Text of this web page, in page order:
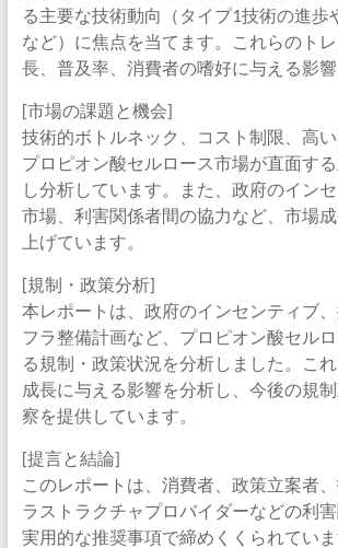
る主要な技術動向（タイプ1技術の進歩
など）に焦点を当てます。これらのト
長、普及率、消費者の嗜好に与える影響
[市場の課題と機会]
技術的ボトルネック、コスト制限、高い
プロピオン酸セルロース市場が直面す
し分析しています。また、政府のイン
市場、利害関係者間の協力など、市場
上げています。
[規制・政策分析]
本レポートは、政府のインセンティブ
フラ整備計画など、プロピオン酸セル
る規制・政策状況を分析しました。こ
成長に与える影響を分析し、今後の規
察を提供しています。
[提言と結論]
このレポートは、消費者、政策立案者
ラストラクチャプロバイダーなどの利
実用的な推奨事項で締めくくられてい